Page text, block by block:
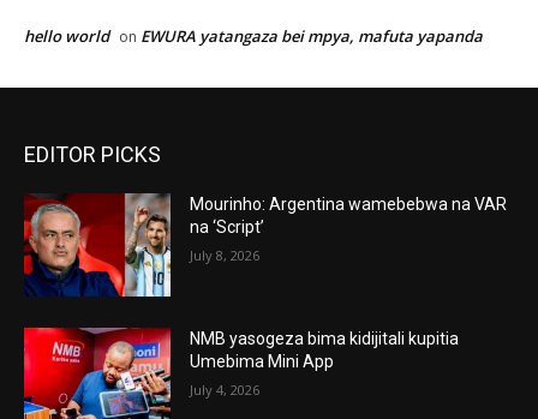
hello world on EWURA yatangaza bei mpya, mafuta yapanda
EDITOR PICKS
Mourinho: Argentina wamebebwa na VAR
na ‘Script’
July 8, 2026
NMB yasogeza bima kidijitali kupitia
Umebima Mini App
July 4, 2026